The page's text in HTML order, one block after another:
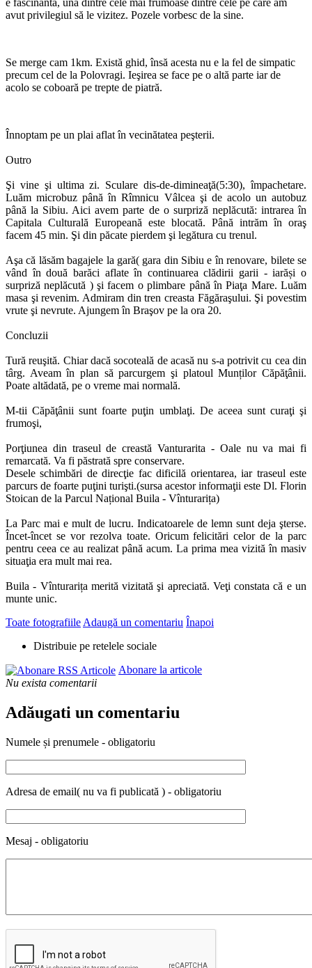
avut privilegiul să le vizitez. Pozele vorbesc de la sine.
Se merge cam 1km. Există ghid, însă acesta nu e la fel de simpatic
precum cel de la Polovragi. Ieşirea se face pe o altă parte iar de
acolo se coboară pe trepte de piatră.
Înnoptam pe un plai aflat în vecinătatea peşterii.
Outro
Şi vine şi ultima zi. Sculare dis-de-dimineaţă(5:30), împachetare.
Luăm microbuz până în Rîmnicu Vâlcea şi de acolo un autobuz
până la Sibiu. Aici avem parte de o surpriză neplăcută: intrarea în
Capitala Culturală Europeană este blocată. Până intrăm în oraş
facem 45 min. Şi din păcate pierdem şi legătura cu trenul.
Aşa că lăsăm bagajele la gară( gara din Sibiu e în renovare, bilete se
vând în două barăci aflate în continuarea clădirii garii - iarăși o
surpriză neplăcută ) şi facem o plimbare până în Piaţa Mare. Luăm
masa şi revenim. Admiram din tren creasta Făgăraşului. Şi povestim
vrute şi nevrute. Ajungem în Braşov pe la ora 20.
Concluzii
Tură reuşită. Chiar dacă socoteală de acasă nu s-a potrivit cu cea din
târg. Aveam în plan să parcurgem şi platoul Munților Căpăţânii.
Poate altădată, pe o vreme mai normală.
M-tii Căpăţânii sunt foarte puţin umblaţi. De aceea sunt curaţi şi
frumoşi,
Porţiunea din traseul de creastă Vanturarita - Oale nu va mai fi
remarcată. Va fi păstrată spre conservare.
Desele schimbări de direcţie fac dificilă orientarea, iar traseul este
parcurs de foarte puţini turişti.(sursa acestor informaţii este Dl. Florin
Stoican de la Parcul Național Buila - Vînturarița)
La Parc mai e mult de lucru. Indicatoarele de lemn sunt deja şterse.
Încet-încet se vor rezolva toate. Oricum felicitări celor de la parc
pentru ceea ce au realizat până acum. La prima mea vizită în masiv
situaţia era mult mai rea.
Buila - Vînturarița merită vizitată şi apreciată. Veţi constata că e un
munte unic.
Toate fotografiile Adaugă un comentariu Înapoi
Distribuie pe retelele sociale
Abonare la articole
Nu exista comentarii
Adăugati un comentariu
Numele și prenumele - obligatoriu
Adresa de email( nu va fi publicată ) - obligatoriu
Mesaj - obligatoriu